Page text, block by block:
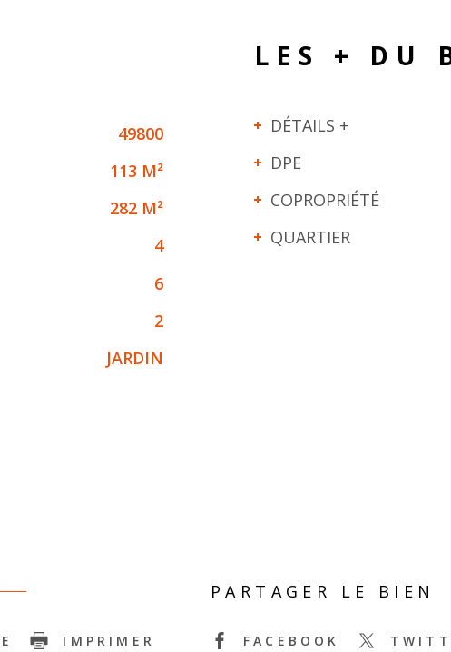
49800
113 M²
282 M²
4
6
2
JARDIN
LES + DU
DÉTAILS +
DPE
COPROPRIÉTÉ
QUARTIER
IMPRIMER
PARTAGER LE BIEN
FACEBOOK